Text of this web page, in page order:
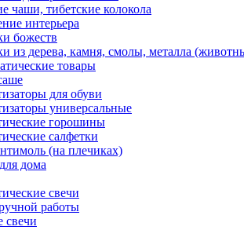
чаши, тибетские колокола
интерьера
божеств
из дерева, камня, смолы, металла
товары
для обуви
универсальные
горошины
салфетки
(на плечиках)
дома
свечи
работы
свечи